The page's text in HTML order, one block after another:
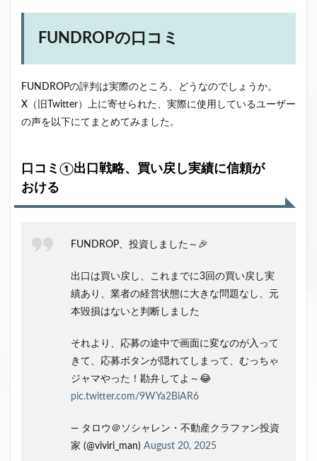
FUNDROPの口コミ
FUNDROPの評判は実際のところ、どうなのでしょうか。
X（旧Twitter）上に寄せられた、実際に使用しているユーザー
の声を以下にてまとめてみました。
口コミ①出口戦略、買い戻し実績に信頼が
おける
FUNDROP、投資しました～🎉
出口は買い戻し、これまでに3回の買い戻し実
績あり、業者の経営状態に大きな問題なし、元
本毀損はないと判断しました
それより、応募の途中で画面に変なのが入って
きて、応募ボタンが隠れてしまって、むっちゃ
ジャマやった！勘弁してよ～😂
pic.twitter.com/9WYa2BiAR6
— タロウ＠ソシャレン・不動産クラファン投資
家 (@viviri_man) August 20, 2025